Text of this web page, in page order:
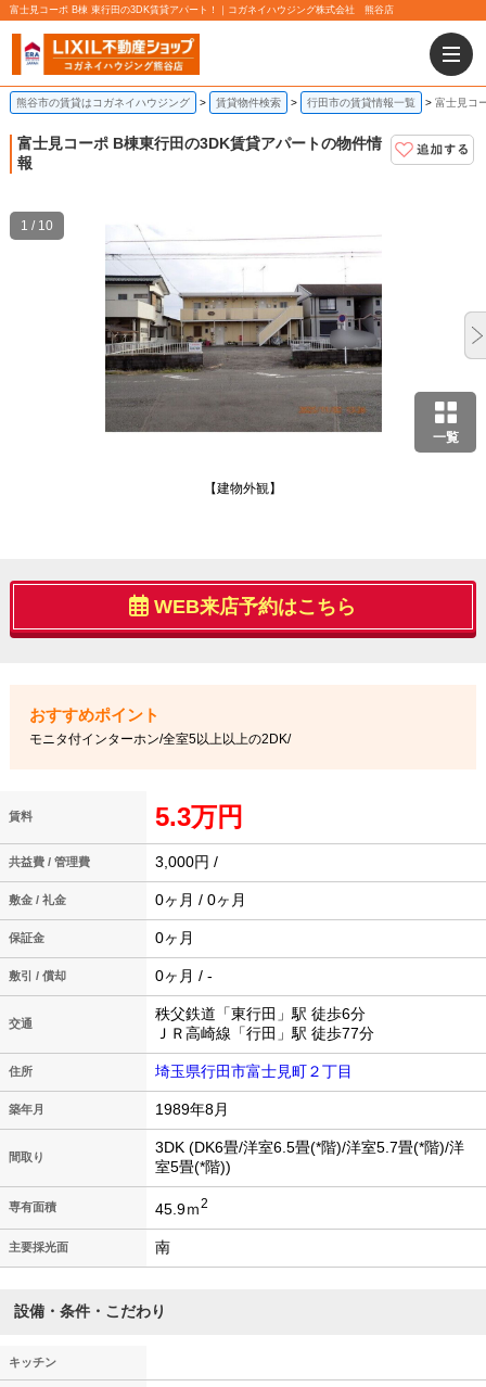
富士見コーポ B棟 東行田の3DK賃貸アパート！｜コガネイハウジング株式会社 熊谷店
熊谷市の賃貸はコガネイハウジング 賃貸物件検索 行田市の賃貸情報一覧 富士見コ
富士見コーポ B棟東行田の3DK賃貸アパートの物件情
報
一覧
【建物外観】
1 / 10
WEB来店予約はこちら
モニタ付インターホン/全室5以上以上の2DK/
賃料 5.3万円
共益費 / 管理費 3,000円 /
敷金 / 礼金 0ヶ月 / 0ヶ月
保証金 0ヶ月
敷引 / 償却 0ヶ月 / -
交通
秩父鉄道「東行田」駅 徒歩6分
ＪＲ高崎線「行田」駅 徒歩77分
住所 埼玉県行田市富士見町２丁目
築年月 1989年8月
間取り
3DK (DK6畳/洋室6.5畳(*階)/洋室5.7畳(*階)/洋
室5畳(*階))
専有面積 45.9ｍ2
主要採光面 南
設備・条件・こだわり
キッチン